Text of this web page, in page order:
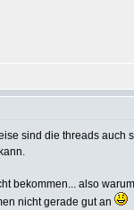
sind die threads auch
bekommen... also
nicht gerade gut an